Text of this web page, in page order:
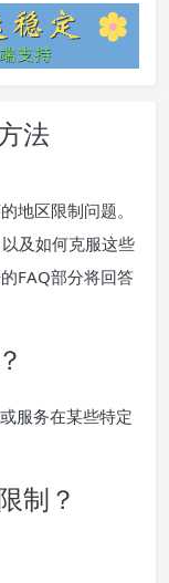
法
地区限制问题。
及如何克服这些
FAQ部分将回答
服务在某些特定
制？